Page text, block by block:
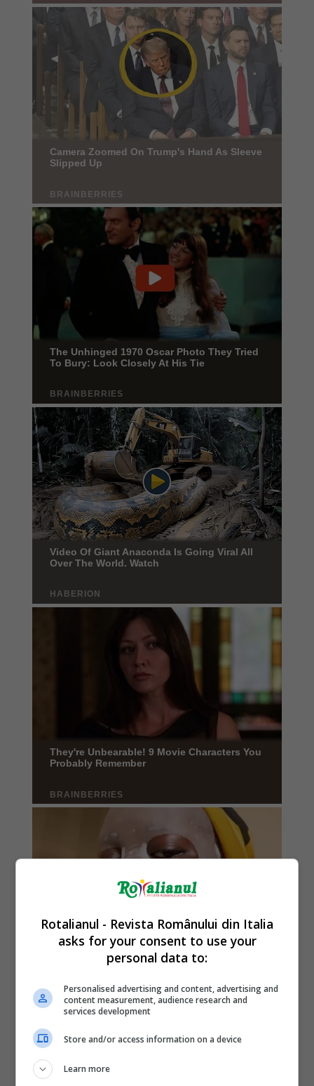
Rotalianul - Revista Românului din Italia
asks for your consent to use your
personal data to:
Personalised advertising and content, advertising and
content measurement, audience research and
services development
Store and/or access information on a device
Learn more